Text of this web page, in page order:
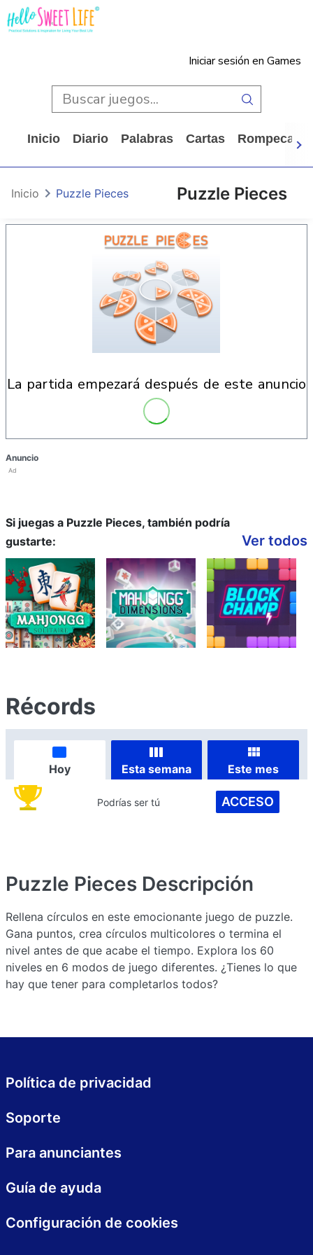
Iniciar sesión en Games
Inicio Diario Palabras Cartas
Puzzle Pieces
Inicio Puzzle Pieces
la partida empezará después de este anuncio
Anuncio
Ad
Si juegas a Puzzle Pieces, también podría
gustarte:
Ver todos
Récords
Hoy Esta semana Este mes
Podrías ser tú ACCESO
Puzzle Pieces Descripción
Rellena círculos en este emocionante juego de puzzle.
Gana puntos, crea círculos multicolores o termina el
nivel antes de que acabe el tiempo. Explora los 60
niveles en 6 modos de juego diferentes. ¿Tienes lo que
hay que tener para completarlos todos?
Política de privacidad
Soporte
Para anunciantes
Guía de ayuda
Configuración de cookies